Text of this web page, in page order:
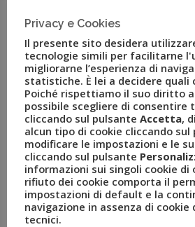
mete più ambite
da FlyUvet
FEB 14, 2017
AMEZZULLO
AMOUR,AMSTERDAM,ATENE,
CANCUN,CATANIA,COPPIE,DUBAI,
GRUPPO UVET,HELSINKI,L'AVANA,
MIAMI,NEW YORK,PARIGI PHUKET,SAN
SAN VALENTINO ,THAILANDIA,TIRANA,
COMUNICATI STAMPA
0
Milano, 14 febbraio – L’amour c’est
Valentino rose e cioccolatini fanno
fughe. Il portale di viaggio online
Privacy e Cookies
Il presente sito desidera
tecnologie simili per facilitarne
migliorarne l’esperienza di
statistiche. È lei a decidere quali
Poiché rispettiamo il suo diritto
possibile scegliere di consentire
cliccando sul pulsante Accetta,
alcun tipo di cookie cliccando sul
modificare le impostazioni e le
cliccando sul pulsante
informazioni sui singoli cookie di
rifiuto dei cookie comporta il
impostazioni di default e la
navigazione in assenza di cookie
tecnici.